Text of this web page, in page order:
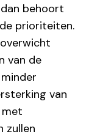
behoort
prioriteiten.
van de
van
met
zullen